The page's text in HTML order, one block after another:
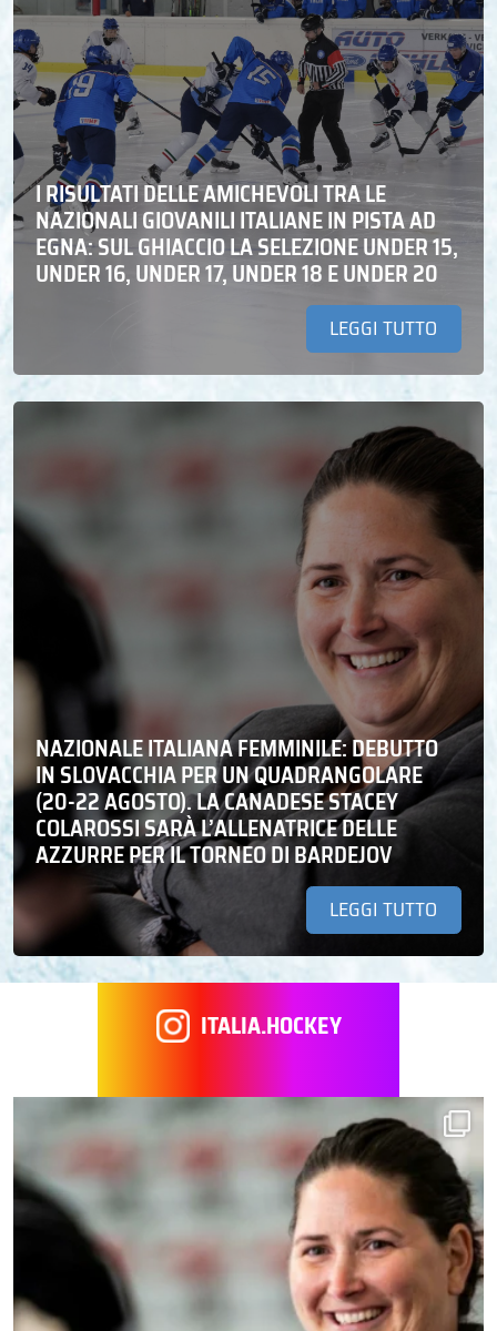
I RISULTATI DELLE AMICHEVOLI TRA LE
NAZIONALI GIOVANILI ITALIANE IN PISTA AD
EGNA: SUL GHIACCIO LA SELEZIONE UNDER 15,
UNDER 16, UNDER 17, UNDER 18 E UNDER 20
LEGGI TUTTO
NAZIONALE ITALIANA FEMMINILE: DEBUTTO
IN SLOVACCHIA PER UN QUADRANGOLARE
(20-22 AGOSTO). LA CANADESE STACEY
COLAROSSI SARÀ L’ALLENATRICE DELLE
AZZURRE PER IL TORNEO DI BARDEJOV
LEGGI TUTTO
ITALIA.HOCKEY